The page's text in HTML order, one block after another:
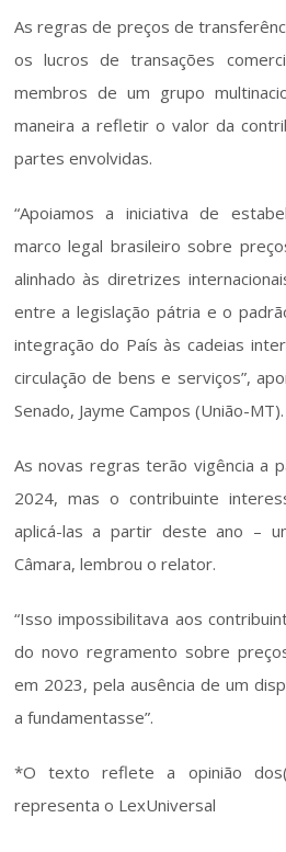
As regras de preços de
os lucros de transações
membros de um grupo
maneira a refletir o valor da
partes envolvidas.
“Apoiamos a iniciativa de
marco legal brasileiro sobre
alinhado às diretrizes
entre a legislação pátria e o
integração do País às cadeias
circulação de bens e serviços”,
Senado, Jayme Campos (União-MT).
As novas regras terão vigência a
2024, mas o contribuinte
aplicá-las a partir deste ano –
Câmara, lembrou o relator.
“Isso impossibilitava aos
do novo regramento sobre
em 2023, pela ausência de um
a fundamentasse”.
*O texto reflete a opinião
representa o LexUniversal